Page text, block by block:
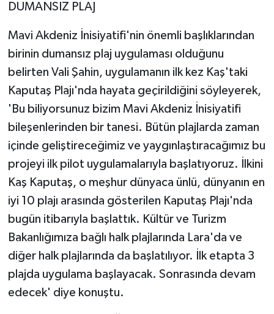
DUMANSIZ PLAJ
Mavi Akdeniz İnisiyatifi'nin önemli başlıklarından
birinin dumansız plaj uygulaması olduğunu
belirten Vali Şahin, uygulamanın ilk kez Kaş'taki
Kaputaş Plajı'nda hayata geçirildiğini söyleyerek,
'Bu biliyorsunuz bizim Mavi Akdeniz İnisiyatifi
bileşenlerinden bir tanesi. Bütün plajlarda zaman
içinde geliştireceğimiz ve yaygınlaştıracağımız bu
projeyi ilk pilot uygulamalarıyla başlatıyoruz. İlkini
Kaş Kaputaş, o meşhur dünyaca ünlü, dünyanın en
iyi 10 plajı arasında gösterilen Kaputaş Plajı'nda
bugün itibarıyla başlattık. Kültür ve Turizm
Bakanlığımıza bağlı halk plajlarında Lara'da ve
diğer halk plajlarında da başlatılıyor. İlk etapta 3
plajda uygulama başlayacak. Sonrasında devam
edecek' diye konuştu.